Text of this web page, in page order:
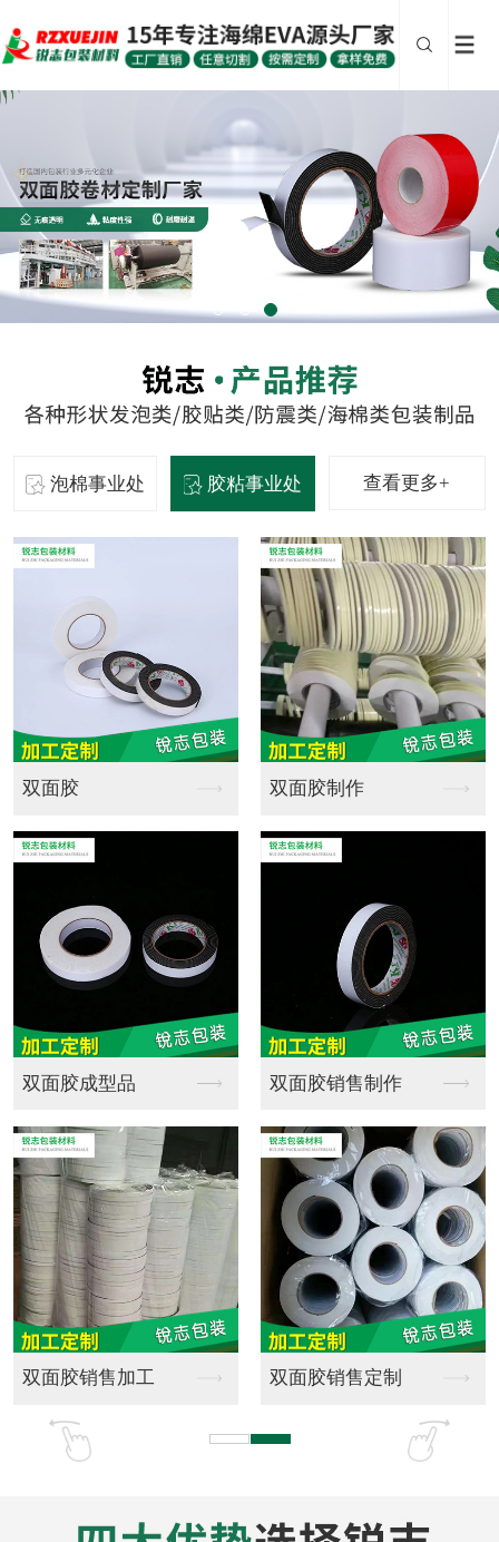
泡棉事业处 胶粘事业处 查看更多+
海绵定制销售 海绵定制批发
全新料EPE珍珠棉成... 海绵批发
珍珠棉材料销售